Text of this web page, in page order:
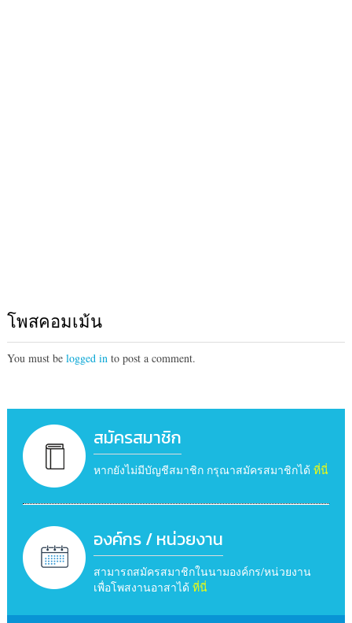
โพสคอมเม้น
You must be logged into post a comment.
สมัครสมาชิก
หากยังไม่มีบัญชีสมาชิก กรุณาสมัครสมาชิกได้ ที่นี่
องค์กร / หน่วยงาน
สามารถสมัครสมาชิกในนามองค์กร/หน่วยงาน
เพื่อโพสงานอาสาได้ ที่นี่